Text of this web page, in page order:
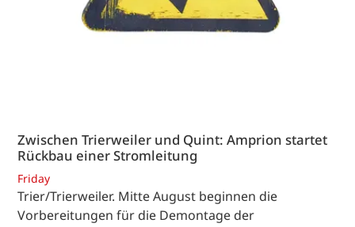
Zwischen Trierweiler und Quint: Amprion startet
Rückbau einer Stromleitung
Friday
Trier/Trierweiler. Mitte August beginnen die
Vorbereitungen für die Demontage der